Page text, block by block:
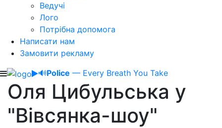
Ведучі
Лого
Потрібна допомога
Написати нам
Замовити рекламу
🔊Police — Every Breath You Take
Оля Цибульська у
"Вівсянка-шоу"